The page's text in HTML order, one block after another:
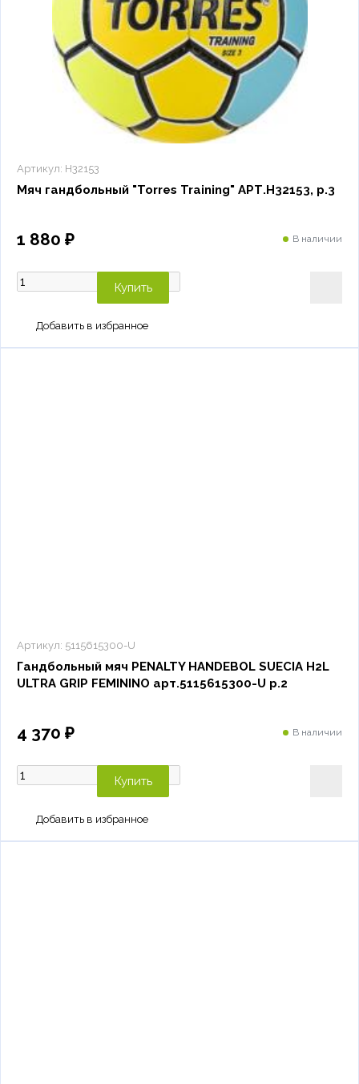
Артикул: H32153
Мяч гандбольный "Torres Training" АРТ.H32153, р.3
1 880 ₽ В наличии
Купить
Артикул: 5115615300-U
Гандбольный мяч PENALTY HANDEBOL SUECIA H2L
ULTRA GRIP FEMININO арт.5115615300-U р.2
4 370 ₽ В наличии
Купить